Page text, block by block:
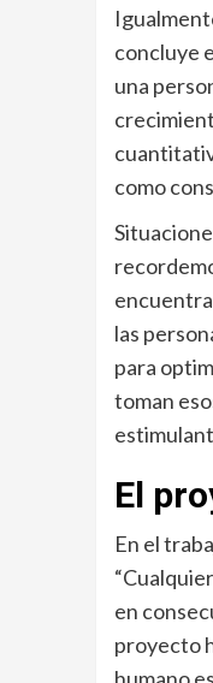
concluye
una
como
las
para
toman
El
En el
en
proyecto